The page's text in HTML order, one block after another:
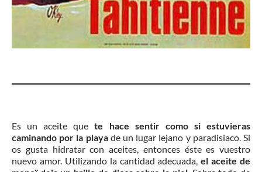
Es un aceite que te hace sentir como si estuvieras
caminando por la playade un lugar lejano y paradisiaco. Si
os gusta hidratar con aceites, entonces éste es vuestro
nuevo amor. Utilizando la cantidad adecuada,el aceite de